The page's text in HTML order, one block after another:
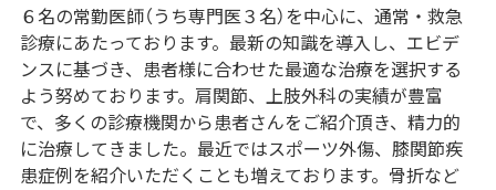
６名の常勤医師（うち専門医３名）を中心に、通常・救急
診療にあたっております。最新の知識を導入し、エビデ
ンスに基づき、患者様に合わせた最適な治療を選択する
よう努めております。肩関節、上肢外科の実績が豊富
で、多くの診療機関から患者さんをご紹介頂き、精力的
に治療してきました。最近ではスポーツ外傷、膝関節疾
患症例を紹介いただくことも増えております。骨折など